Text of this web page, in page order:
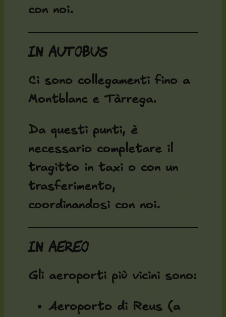
con noi.
In autobus
Ci sono collegamenti fino a
Montblanc e Tàrrega.
Da questi punti, è
necessario completare il
tragitto in taxi o con un
trasferimento,
coordinandosi con noi.
In aereo
Gli aeroporti più vicini sono:
Aeroporto di Reus (a